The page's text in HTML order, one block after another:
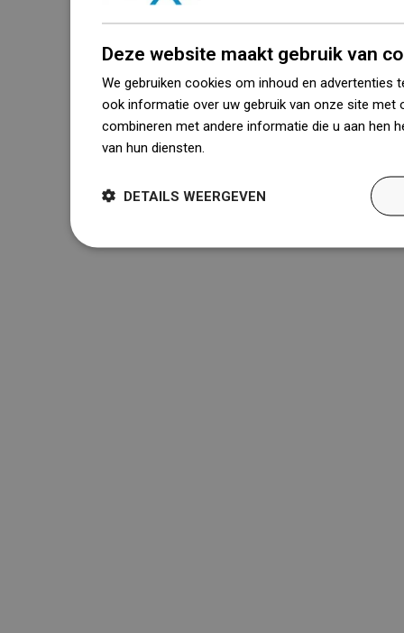
Deze website maakt gebruik van
We gebruiken cookies om inhoud en advertenties
ook informatie over uw gebruik van onze site met
combineren met andere informatie die u aan hen
van hun diensten.
DETAILS WEERGEVEN